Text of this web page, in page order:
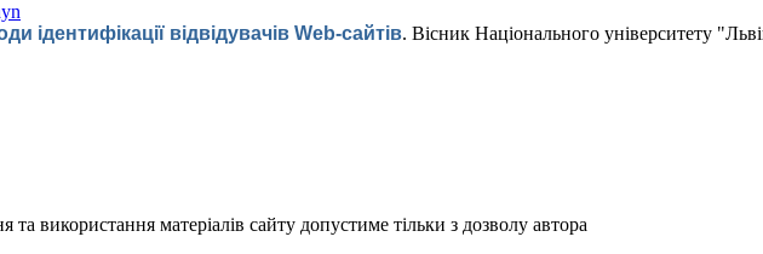
ідентифікації відвідувачів Web-сайтів. Вісник Національного університету
використання матеріалів сайту допустиме тільки з дозволу автора